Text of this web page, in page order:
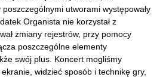
poszczególnymi utworami występowały
Organista nie korzystał z
zmiany rejestrów, przy pomocy
poszczególne elementy
swój plus. Koncert mogliśmy
widzieć sposób i technikę gry,